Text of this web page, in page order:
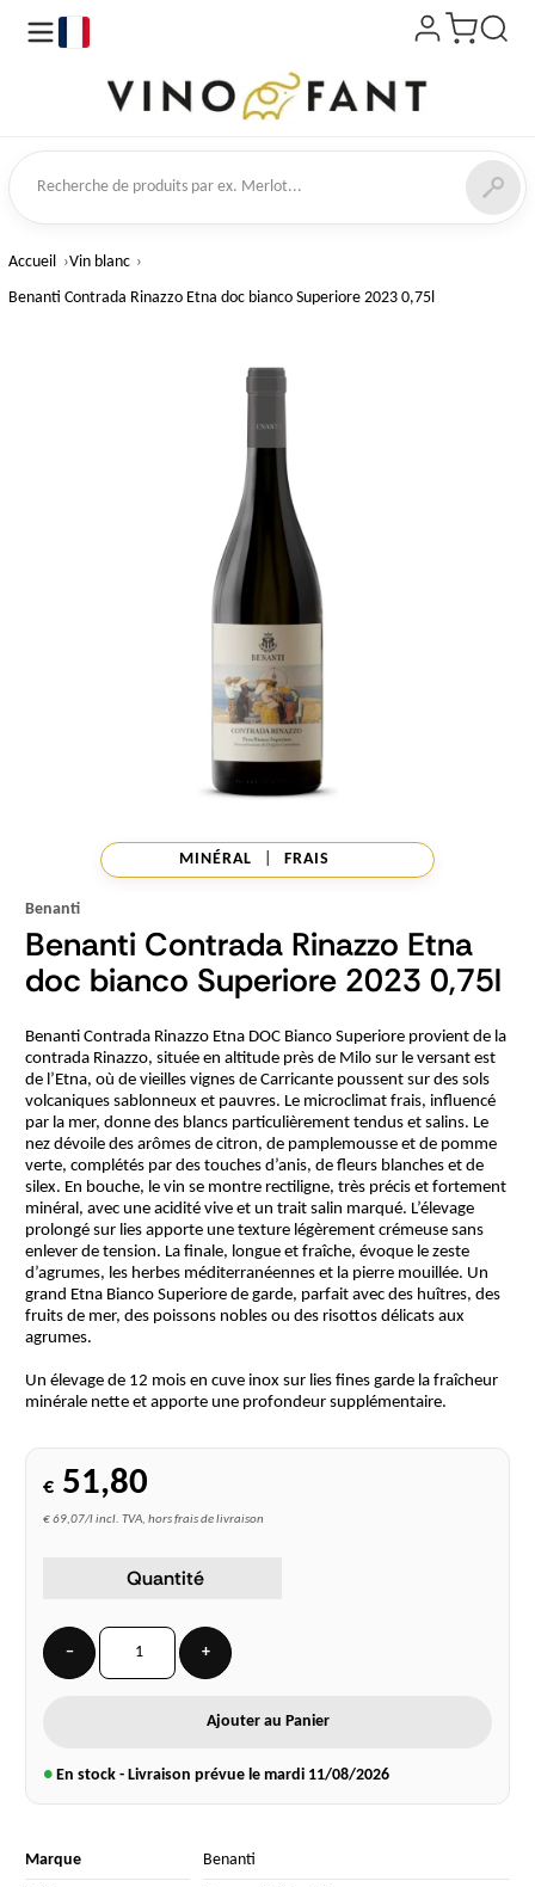
de produits
Accueil
Vin blanc
Benanti Contrada Rinazzo Etna doc bianco Superiore 2023 0,75l
MINÉRAL FRAIS
Benanti
Benanti Contrada Rinazzo Etna
doc bianco Superiore 2023 0,75l
Benanti Contrada Rinazzo Etna DOC Bianco Superiore provient de la
contrada Rinazzo, située en altitude près de Milo sur le versant est
de l’Etna, où de vieilles vignes de Carricante poussent sur des sols
volcaniques sablonneux et pauvres. Le microclimat frais, influencé
par la mer, donne des blancs particulièrement tendus et salins. Le
nez dévoile des arômes de citron, de pamplemousse et de pomme
verte, complétés par des touches d’anis, de fleurs blanches et de
silex. En bouche, le vin se montre rectiligne, très précis et fortement
minéral, avec une acidité vive et un trait salin marqué. L’élevage
prolongé sur lies apporte une texture légèrement crémeuse sans
enlever de tension. La finale, longue et fraîche, évoque le zeste
d’agrumes, les herbes méditerranéennes et la pierre mouillée. Un
grand Etna Bianco Superiore de garde, parfait avec des huîtres, des
fruits de mer, des poissons nobles ou des risottos délicats aux
agrumes.
Un élevage de 12 mois en cuve inox sur lies fines garde la fraîcheur
minérale nette et apporte une profondeur supplémentaire.
€ 51,80
€ 69,07/l incl. TVA, hors frais de livraison
Quantité
− +
Ajouter au Panier
● En stock - Livraison prévue le mardi 11/08/2026
Marque Benanti